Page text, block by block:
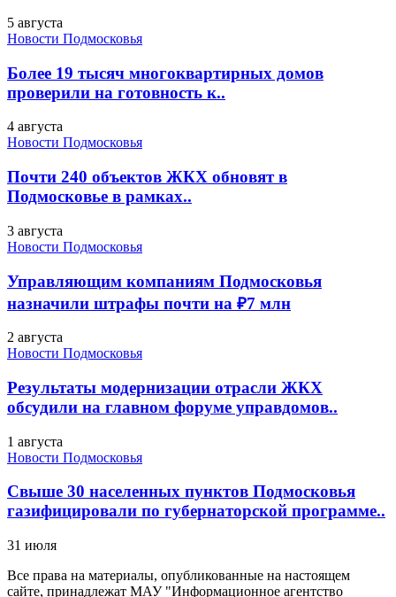
5 августа
Новости Подмосковья
Более 19 тысяч многоквартирных домов
проверили на готовность к..
4 августа
Новости Подмосковья
Почти 240 объектов ЖКХ обновят в
Подмосковье в рамках..
3 августа
Новости Подмосковья
Управляющим компаниям Подмосковья
назначили штрафы почти на ₽7 млн
2 августа
Новости Подмосковья
Результаты модернизации отрасли ЖКХ
обсудили на главном форуме управдомов..
1 августа
Новости Подмосковья
Свыше 30 населенных пунктов Подмосковья
газифицировали по губернаторской программе..
31 июля
Все права на материалы, опубликованные на настоящем
сайте, принадлежат МАУ "Информационное агентство